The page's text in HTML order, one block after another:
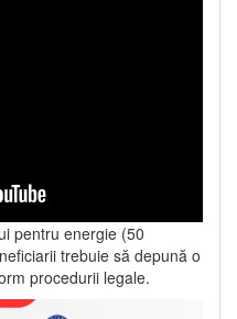
pentru energie (50
trebuie să depună o
procedurii legale.